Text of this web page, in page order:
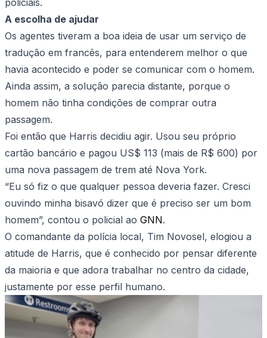
policiais.
A escolha de ajudar
Os agentes tiveram a boa ideia de usar um serviço de
tradução em francês, para entenderem melhor o que
havia acontecido e poder se comunicar com o homem.
Ainda assim, a solução parecia distante, porque o
homem não tinha condições de comprar outra
passagem.
Foi então que Harris decidiu agir. Usou seu próprio
cartão bancário e pagou US$ 113 (mais de R$ 600) por
uma nova passagem de trem até Nova York.
“Eu só fiz o que qualquer pessoa deveria fazer. Cresci
ouvindo minha bisavó dizer que é preciso ser um bom
homem”, contou o policial ao GNN.
O comandante da polícia local, Tim Novosel, elogiou a
atitude de Harris, que é conhecido por pensar diferente
da maioria e que adora trabalhar no centro da cidade,
justamente por esse perfil humano.